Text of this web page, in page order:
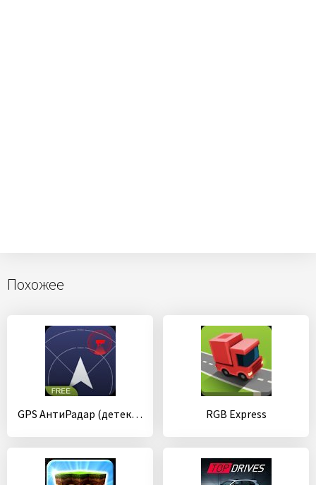
Похожее
GPS АнтиРадар (детектор) FREE RGB Express